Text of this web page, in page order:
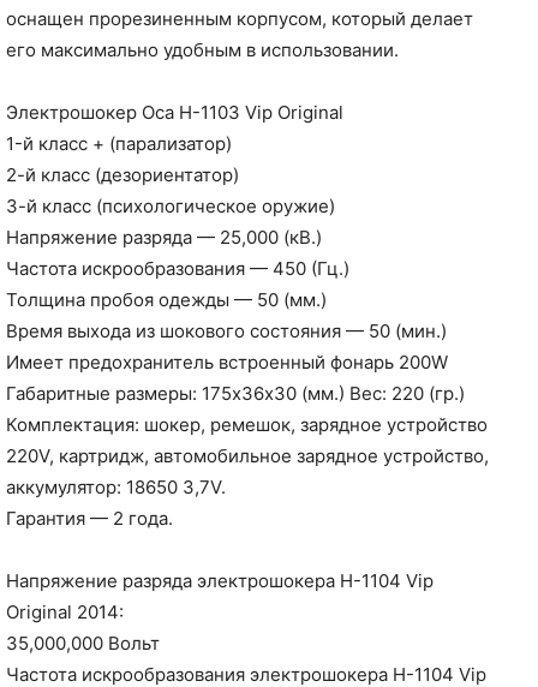
оснащен прорезиненным корпусом, который делает
его максимально удобным в использовании.
Электрошокер Оса H-1103 Vip Original
1-й класс + (парализатор)
2-й класс (дезориентатор)
3-й класс (психологическое оружие)
Напряжение разряда — 25,000 (кВ.)
Частота искрообразования — 450 (Гц.)
Толщина пробоя одежды — 50 (мм.)
Время выхода из шокового состояния — 50 (мин.)
Имеет предохранитель встроенный фонарь 200W
Габаритные размеры: 175х36х30 (мм.) Вес: 220 (гр.)
Комплектация: шокер, ремешок, зарядное устройство
220V, картридж, автомобильное зарядное устройство,
аккумулятор: 18650 3,7V.
Гарантия — 2 года.
Напряжение разряда электрошокера H-1104 Vip
Original 2014:
35,000,000 Вольт
Частота искрообразования электрошокера H-1104 Vip